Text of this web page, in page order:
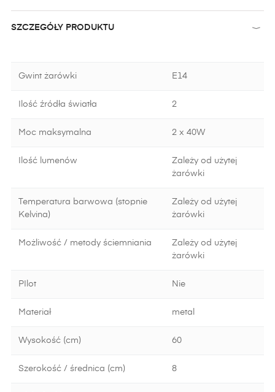
SZCZEGÓŁY PRODUKTU
Gwint żarówki E14
Ilość źródła światła 2
Moc maksymalna 2 x 40W
Ilość lumenów
Zależy od użytej
żarówki
Temperatura barwowa (stopnie
Kelvina)
Zależy od użytej
żarówki
Możliwość / metody ściemniania
Zależy od użytej
żarówki
PIlot Nie
Materiał metal
Wysokość (cm) 60
Szerokość / średnica (cm) 8